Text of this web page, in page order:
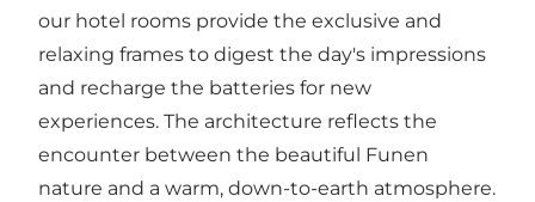
our hotel rooms provide the exclusive and
relaxing frames to digest the day's impressions
and recharge the batteries for new
experiences. The architecture reflects the
encounter between the beautiful Funen
nature and a warm, down-to-earth atmosphere.